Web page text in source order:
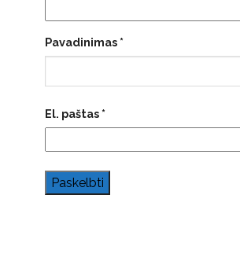
Pavadinimas *
El. paštas *